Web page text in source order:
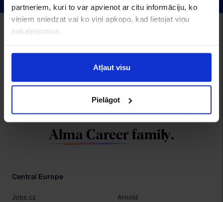
partneriem, kuri to var apvienot ar citu informāciju, ko
viņiem sniedzat vai ko viņi apkopo, kad lietojat viņu
pakalpojumus.
Atļaut visu
Pielāgot
Alma Career Latvia:
CV.lv Recruitment.lv
We are a member of
Alma Career family.
Central Europe
Jobs.cz
Arnold